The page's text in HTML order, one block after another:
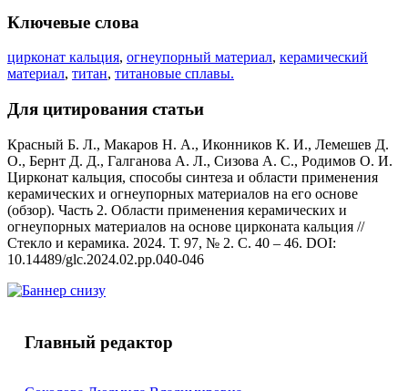
Ключевые слова
цирконат кальция, огнеупорный материал, керамический
материал, титан, титановые сплавы.
Для цитирования статьи
Красный Б. Л., Макаров Н. А., Иконников К. И., Лемешев Д.
О., Бернт Д. Д., Галганова А. Л., Сизова А. С., Родимов О. И.
Цирконат кальция, способы синтеза и области применения
керамических и огнеупорных материалов на его основе
(обзор). Часть 2. Области применения керамических и
огнеупорных материалов на основе цирконата кальция //
Стекло и керамика. 2024. Т. 97, № 2. С. 40 – 46. DOI:
10.14489/glc.2024.02.pp.040-046
Главный редактор